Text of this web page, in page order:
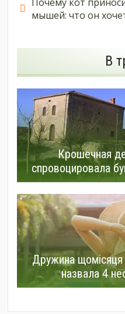
мышей: что он
В
Крошечная
спровоцировала
Дружина
назвала 4